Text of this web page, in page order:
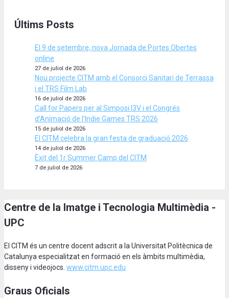
Últims Posts
El 9 de setembre, nova Jornada de Portes Obertes
online
27 de juliol de 2026
Nou projecte CITM amb el Consorci Sanitari de Terrassa
i el TRS Film Lab
16 de juliol de 2026
Call for Papers per al Simposi I3V i el Congrés
d’Animació de l’Indie Games TRS 2026
15 de juliol de 2026
El CITM celebra la gran festa de graduació 2026
14 de juliol de 2026
Èxit del 1r Summer Camp del CITM
7 de juliol de 2026
Centre de la Imatge i Tecnologia Multimèdia -
UPC
El CITM és un centre docent adscrit a la Universitat Politècnica de
Catalunya especialitzat en formació en els àmbits multimèdia,
disseny i videojocs. www.citm.upc.edu
Graus Oficials